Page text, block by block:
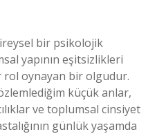
bir psikolojik
yapının eşitsizlikleri
oynayan bir olgudur.
küçük anlar,
ve toplumsal cinsiyet
günlük yaşamda